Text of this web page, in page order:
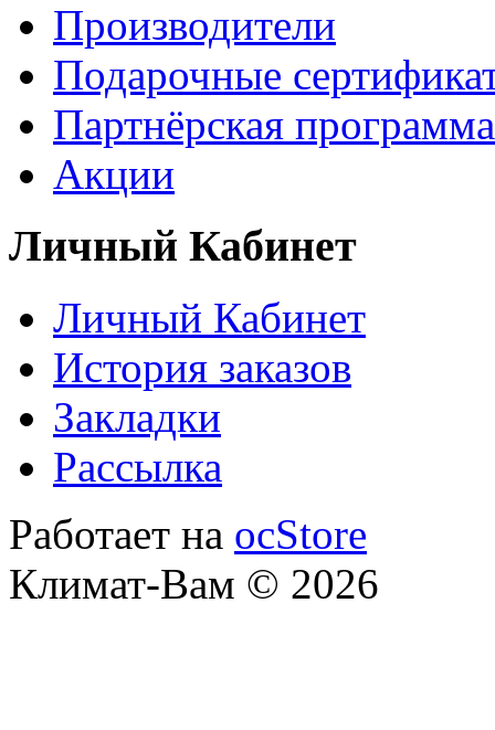
Производители
Подарочные
Партнёрская программа
Акции
Личный Кабинет
Личный Кабинет
История заказов
Закладки
Рассылка
Работает на ocStore
Климат-Вам © 2026